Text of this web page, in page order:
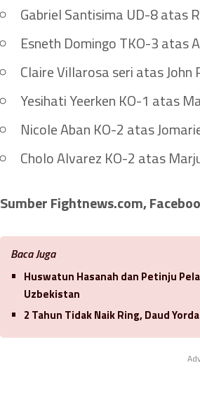
Gabriel Santisima UD-8 atas
Esneth Domingo TKO-3 atas
Claire Villarosa seri atas John
Yesihati Yeerken KO-1 atas
Nicole Aban KO-2 atas
Cholo Alvarez KO-2 atas
Sumber Fightnews.com,
Baca Juga
Huswatun Hasanah dan Petinju
Uzbekistan
2 Tahun Tidak Naik Ring, Daud